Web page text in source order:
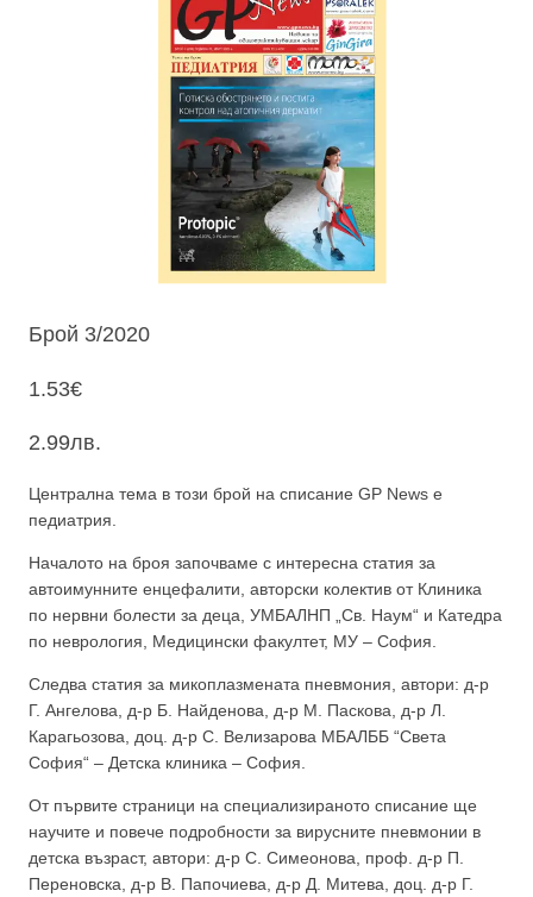
Брой 3/2020
1.53€
2.99лв.
Централна тема в този брой на списание GP News е
педиатрия.
Началото на броя започваме с интересна статия за
автоимунните енцефалити, авторски колектив от Клиника
по нервни болести за деца, УМБАЛНП „Св. Наум“ и Катедра
по неврология, Медицински факултет, МУ – София.
Следва статия за микоплазмената пневмония, автори: д-р
Г. Ангелова, д-р Б. Найденова, д-р М. Паскова, д-р Л.
Карагьозова, доц. д-р С. Велизарова МБАЛББ “Света
София“ – Детска клиника – София.
От първите страници на специализираното списание ще
научите и повече подробности за вирусните пневмонии в
детска възраст, автори: д-р С. Симеонова, проф. д-р П.
Переновска, д-р В. Папочиева, д-р Д. Митева, доц. д-р Г.